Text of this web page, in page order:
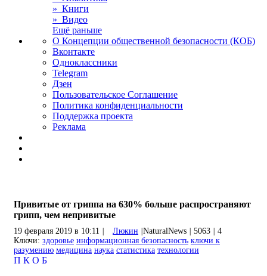
» Книги
» Видео
Ещё раньше
О Концепции общественной безопасности (КОБ)
Вконтакте
Одноклассники
Telegram
Дзен
Пользовательское Соглашение
Политика конфиденциальности
Поддержка проекта
Реклама
Привитые от гриппа на 630% больше распространяют
грипп, чем непривитые
19 февраля 2019 в 10:11 Люкин NaturalNews 5063
4
Ключи: здоровье информационная безопасность ключи к
разумению медицина наука статистика технологии
П К О Б